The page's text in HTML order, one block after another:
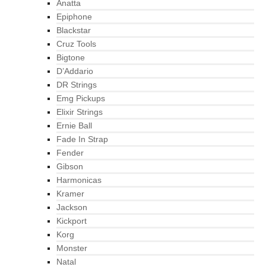
Anatta
Epiphone
Blackstar
Cruz Tools
Bigtone
D’Addario
DR Strings
Emg Pickups
Elixir Strings
Ernie Ball
Fade In Strap
Fender
Gibson
Harmonicas
Kramer
Jackson
Kickport
Korg
Monster
Natal